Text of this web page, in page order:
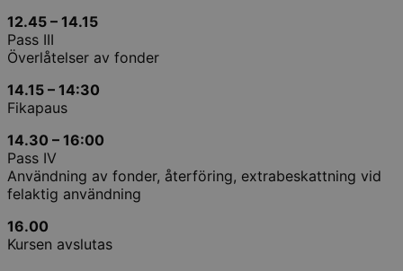
12.45 – 14.15
Pass III
Överlåtelser av fonder
14.15 – 14:30
Fikapaus
14.30 – 16:00
Pass IV
Användning av fonder, återföring, extrabeskattning vid
felaktig användning
16.00
Kursen avslutas